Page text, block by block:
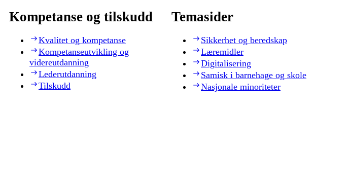
Kompetanse og tilskudd
Kvalitet og kompetanse
Kompetanseutvikling og
videreutdanning
Lederutdanning
Tilskudd
Temasider
Sikkerhet og beredskap
Læremidler
Digitalisering
Samisk i barnehage og skole
Nasjonale minoriteter